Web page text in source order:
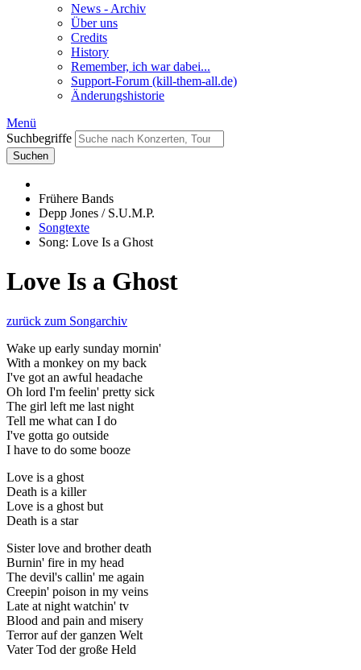
News - Archiv
Über uns
Credits
History
Remember, ich war dabei...
Support-Forum (kill-them-all.de)
Änderungshistorie
Menü
Suchbegriffe
Suchen
Frühere Bands
Depp Jones / S.U.M.P.
Songtexte
Song: Love Is a Ghost
Love Is a Ghost
zurück zum Songarchiv
Wake up early sunday mornin'
With a monkey on my back
I've got an awful headache
Oh lord I'm feelin' pretty sick
The girl left me last night
Tell me what can I do
I've gotta go outside
I have to do some booze
Love is a ghost
Death is a killer
Love is a ghost but
Death is a star
Sister love and brother death
Burnin' fire in my head
The devil's callin' me again
Creepin' poison in my veins
Late at night watchin' tv
Blood and pain and misery
Terror auf der ganzen Welt
Vater Tod der große Held